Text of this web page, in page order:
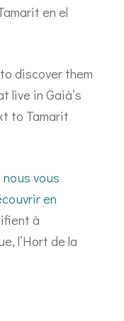
en el
discover them
live in Gaià’s
to Tamarit
vous
en
à
l’Hort de la